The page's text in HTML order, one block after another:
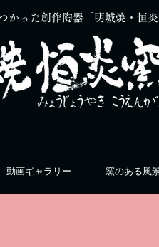
かった創作陶器「明城焼・恒炎
動画ギャラリー 窯のある風